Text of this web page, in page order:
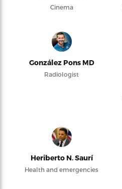
Cinema
González Pons MD
Radiologist
Heriberto N. Saurí
Health and emergencies